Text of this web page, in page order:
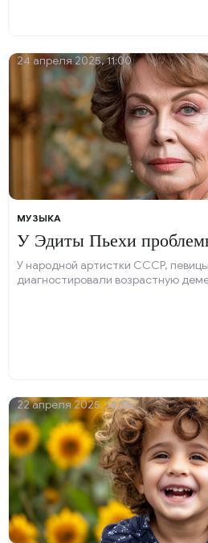
МУЗЫКА
У Эдиты Пьехи
У народной артистки СССР,
диагностировали возрастную
24 апреля 2025, 11:00
22 апреля 2025, 14:35